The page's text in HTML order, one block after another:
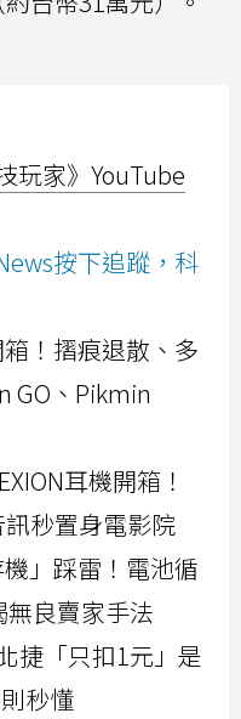
玩家》YouTube
按下追蹤，科
！摺痕退散、多
GO、Pikmin
耳機開箱！
秒置身電影院
」踩雷！電池循
良賣家手法
捷「只扣1元」是
秒懂